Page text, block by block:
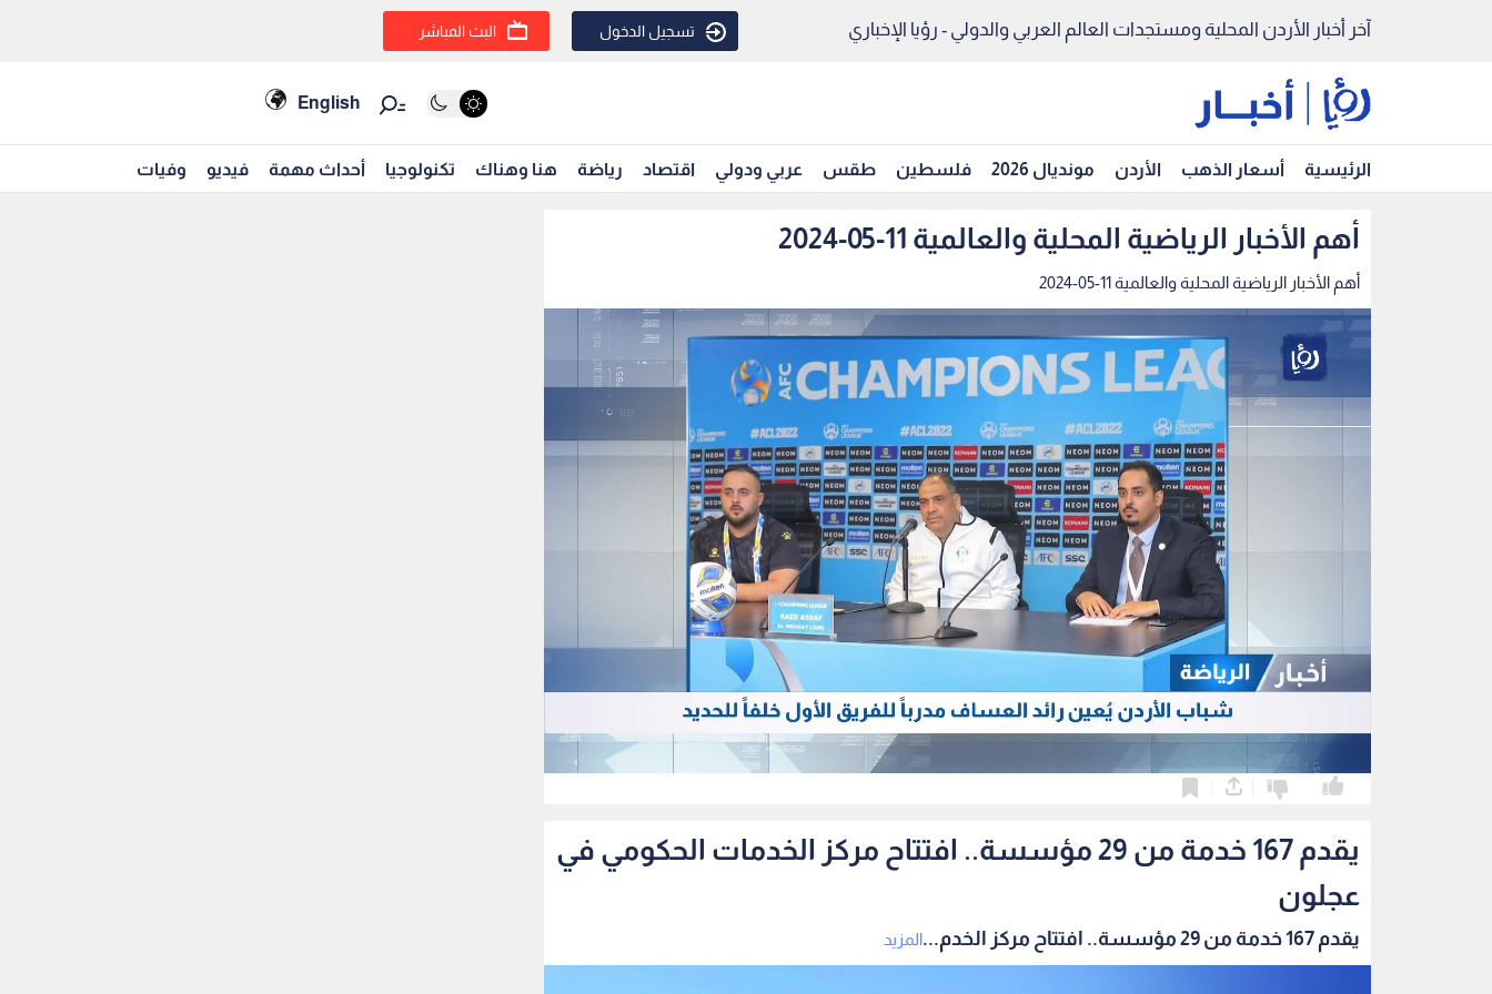
آخر أخبار الأردن المحلية ومستجدات العالم العربي والدولي - رؤيا الإخباري تسجيل الدخول البث المباشر
English
الرئيسية أسعار الذهب الأردن مونديال 2026 فلسطين طقس عربي ودولي اقتصاد رياضة هنا وهناك تكنولوجيا أحداث مهمة فيديو وفيات
أهم الأخبار الرياضية المحلية والعالمية 11-05-2024
أهم الأخبار الرياضية المحلية والعالمية 11-05-2024
يقدم 167 خدمة من 29 مؤسسة.. افتتاح مركز الخدمات الحكومي في
عجلون
يقدم 167 خدمة من 29 مؤسسة.. افتتاح مركز الخدم... المزيد